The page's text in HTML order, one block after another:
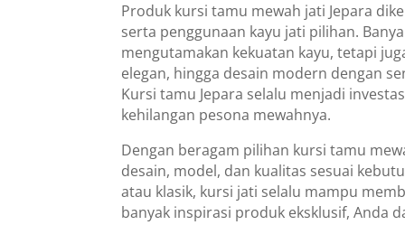
Produk kursi tamu mewah jati Jepara
serta penggunaan kayu jati pilihan.
mengutamakan kekuatan kayu, tetapi
elegan, hingga desain modern dengan
Kursi tamu Jepara selalu menjadi
kehilangan pesona mewahnya.
Dengan beragam pilihan kursi tamu
desain, model, dan kualitas sesuai
atau klasik, kursi jati selalu mampu
banyak inspirasi produk eksklusif, Anda